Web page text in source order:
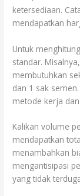
ketersediaan.
mendapatkan
Untuk
standar.
membutuhkan
dan 1 sak
metode kerja
Kalikan volume
mendapatkan
menambahkan
mengantisipasi
yang tidak